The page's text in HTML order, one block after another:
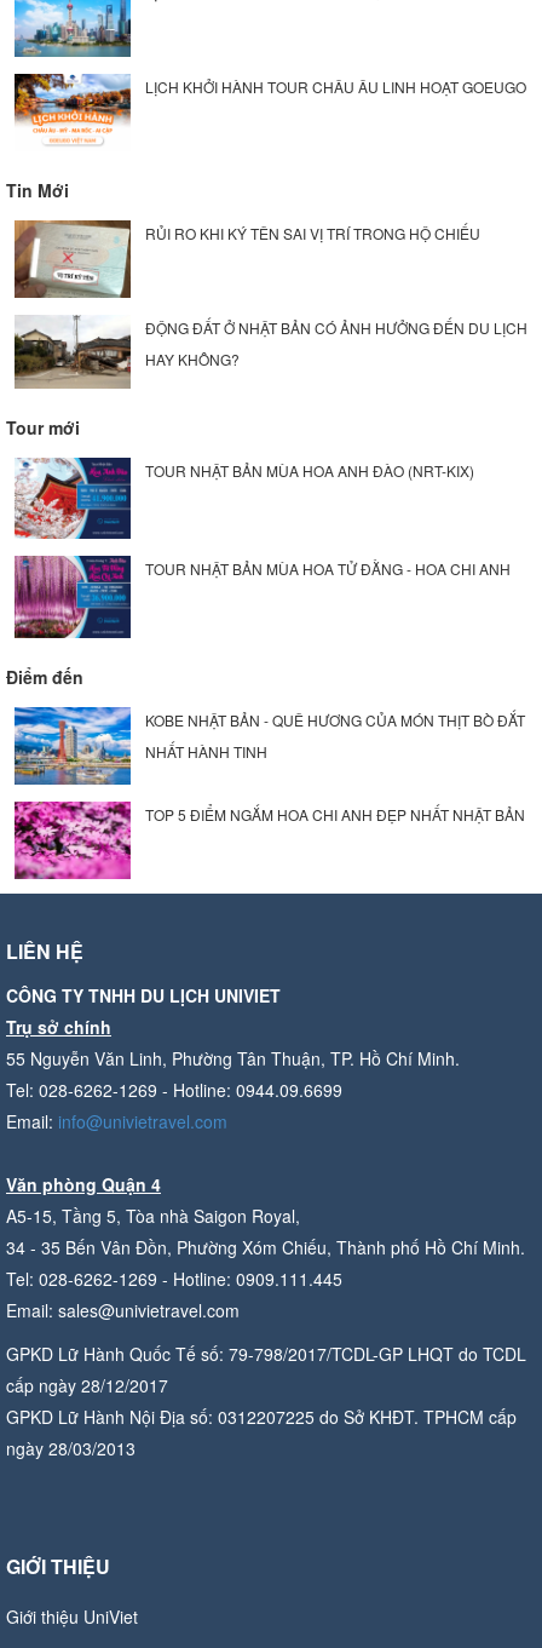
LỊCH KHỞI HÀNH TOUR CHÂU ÂU LINH HOẠT GOEUGO
Tin Mới
RỦI RO KHI KÝ TÊN SAI VỊ TRÍ TRONG HỘ CHIẾU
ĐỘNG ĐẤT Ở NHẬT BẢN CÓ ẢNH HƯỞNG ĐẾN DU LỊCH
HAY KHÔNG?
Tour mới
TOUR NHẬT BẢN MÙA HOA ANH ĐÀO (NRT-KIX)
TOUR NHẬT BẢN MÙA HOA TỬ ĐẰNG - HOA CHI ANH
Điểm đến
KOBE NHẬT BẢN - QUÊ HƯƠNG CỦA MÓN THỊT BÒ ĐẮT
NHẤT HÀNH TINH
TOP 5 ĐIỂM NGẮM HOA CHI ANH ĐẸP NHẤT NHẬT BẢN
LIÊN HỆ
CÔNG TY TNHH DU LỊCH UNIVIET
Trụ sở chính
55 Nguyễn Văn Linh, Phường Tân Thuận, TP. Hồ Chí Minh.
Tel: 028-6262-1269 - Hotline: 0944.09.6699
Email: info@univietravel.com
Văn phòng Quận 4
A5-15, Tầng 5, Tòa nhà Saigon Royal,
34 - 35 Bến Vân Đồn, Phường Xóm Chiếu, Thành phố Hồ Chí Minh.
Tel: 028-6262-1269 - Hotline: 0909.111.445
Email: sales@univietravel.com
GPKD Lữ Hành Quốc Tế số: 79-798/2017/TCDL-GP LHQT do TCDL
cấp ngày 28/12/2017
GPKD Lữ Hành Nội Địa số: 0312207225 do Sở KHĐT. TPHCM cấp
ngày 28/03/2013
GIỚI THIỆU
Giới thiệu UniViet